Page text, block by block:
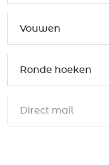
Vouwen
Ronde hoeken
Direct mail